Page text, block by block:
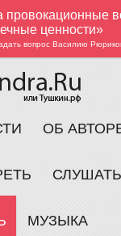
провокационные
ценности»
вопрос Василию
ОБ
СЛУШАТЬ
МУЗЫКА